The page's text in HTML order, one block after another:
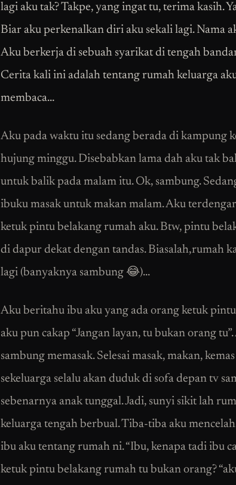
lagi aku tak? Takpe, yang ingat tu, terima kasih.
Biar aku perkenalkan diri aku sekali lagi. Nama
Aku berkerja di sebuah syarikat di tengah
Cerita kali ini adalah tentang rumah keluarga
membaca…
Aku pada waktu itu sedang berada di kampung
hujung minggu. Disebabkan lama dah aku tak
untuk balik pada malam itu. Ok, sambung.
ibuku masak untuk makan malam. Aku
ketuk pintu belakang rumah aku. Btw, pintu
di dapur dekat dengan tandas. Biasalah,rumah
lagi (banyaknya sambung 😂)…
Aku beritahu ibu aku yang ada orang ketuk
aku pun cakap “Jangan layan, tu bukan orang
sambung memasak. Selesai masak, makan,
sekeluarga selalu akan duduk di sofa depan tv
sebenarnya anak tunggal. Jadi, sunyi sikit lah
keluarga tengah berbual. Tiba-tiba aku
ibu aku tentang rumah ni. “Ibu, kenapa tadi ibu
ketuk pintu belakang rumah tu bukan orang?